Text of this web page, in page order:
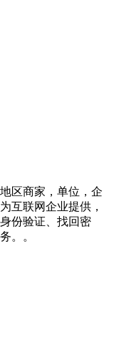
区商家，单位，企
互联网企业提供，
份验证、找回密
。。